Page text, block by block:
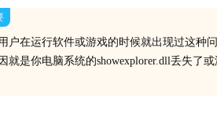
户在运行软件或游戏的时候就出现过这种
就是你电脑系统的showexplorer.dll丢失了